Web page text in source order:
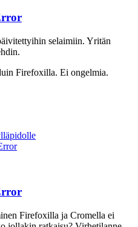
selaimiin. Yritän
Firefoxilla. Ei ongelmia.
Firefoxilla ja Cromella ei